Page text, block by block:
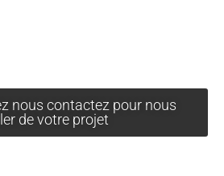
nous contactez pour nous
de votre projet